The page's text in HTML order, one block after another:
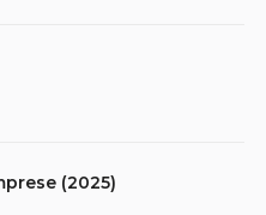
(2025)